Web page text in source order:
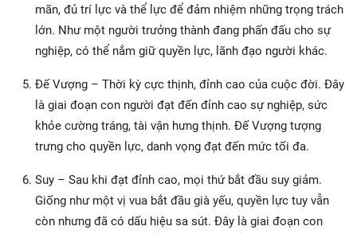
mãn, đủ trí lực và thể lực để đảm nhiệm những trọng trách
lớn. Như một người trưởng thành đang phấn đấu cho sự
nghiệp, có thể nắm giữ quyền lực, lãnh đạo người khác.
Đế Vượng – Thời kỳ cực thịnh, đỉnh cao của cuộc đời. Đây
là giai đoạn con người đạt đến đỉnh cao sự nghiệp, sức
khỏe cường tráng, tài vận hưng thịnh. Đế Vượng tượng
trưng cho quyền lực, danh vọng đạt đến mức tối đa.
Suy – Sau khi đạt đỉnh cao, mọi thứ bắt đầu suy giảm.
Giống như một vị vua bắt đầu già yếu, quyền lực tuy vẫn
còn nhưng đã có dấu hiệu sa sút. Đây là giai đoạn con